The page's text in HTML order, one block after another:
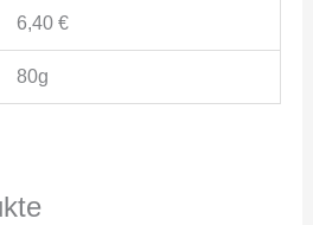
6,40 €
80g